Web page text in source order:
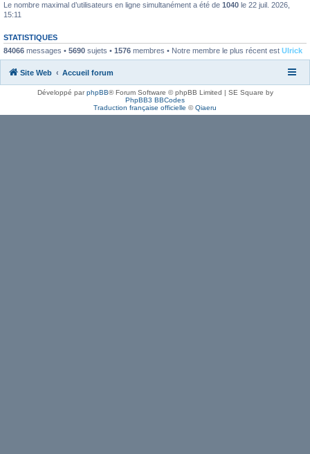
Le nombre maximal d’utilisateurs en ligne simultanément a été de 1040 le 22 juil. 2026,
15:11
STATISTIQUES
84066 messages • 5690 sujets • 1576 membres • Notre membre le plus récent est Ulrick
Site Web Accueil forum
Développé parphpBB® Forum Software © phpBB Limited | SE Square by
PhpBB3 BBCodes
Traduction française officielle ©Qiaeru